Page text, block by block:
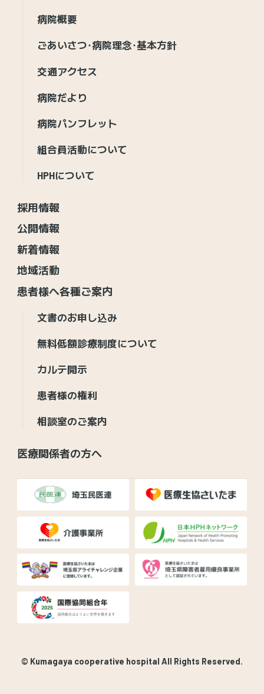
病院概要
ごあいさつ・病院理念・基本方針
交通アクセス
病院だより
病院パンフレット
組合員活動について
HPHについて
採用情報
公開情報
新着情報
地域活動
患者様へ各種ご案内
文書のお申し込み
無料低額診療制度について
カルテ開示
患者様の権利
相談室のご案内
医療関係者の方へ
© Kumagaya cooperative hospital All Rights Reserved.